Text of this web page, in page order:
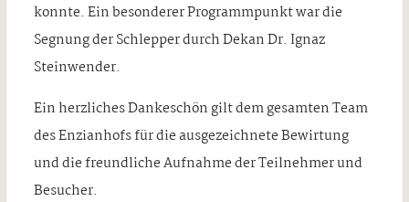
konnte. Ein besonderer Programmpunkt war die
Segnung der Schlepper durch Dekan Dr. Ignaz
Steinwender.
Ein herzliches Dankeschön gilt dem gesamten Team
des Enzianhofs für die ausgezeichnete Bewirtung
und die freundliche Aufnahme der Teilnehmer und
Besucher.